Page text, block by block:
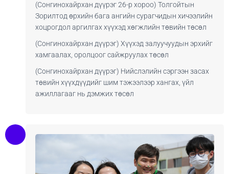
(Сонгинохайрхан дүүрэг 26-р хороо) Толгойтын
Зорилтод өрхийн бага ангийн сурагчидын хичээлийн
хоцрогдол аргилгах хүүхэд хөгжлийн төвийн төсөл
(Сонгинохайрхан дүүрэг) Хүүхэд залуучуудын эрхийг
хамгаалах, оролцоог сайжруулах төсөл
(Сонгинохайрхан дүүрэг) Нийслэлийн сэргээн засах
төвийн хүүхдүүдийг шим тэжээлээр хангах, үйл
ажиллагааг нь дэмжих төсөл